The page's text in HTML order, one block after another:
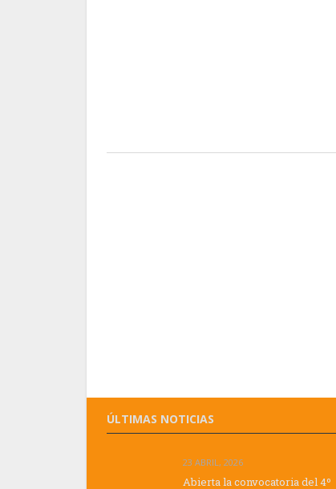
ÚLTIMAS NOTICIAS
23 ABRIL, 2026
Abierta la convocatoria del 4º